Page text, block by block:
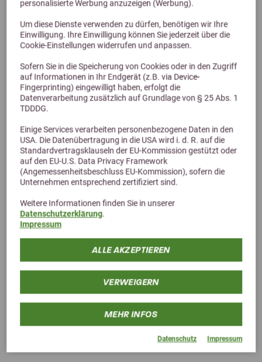
personalisierte Werbung anzuzeigen (Werbung).
Um diese Dienste verwenden zu dürfen, benötigen wir Ihre
Einwilligung. Ihre Einwilligung können Sie jederzeit über die
Cookie-Einstellungen widerrufen und anpassen.
Sofern Sie in die Speicherung von Cookies oder in den Zugriff
auf Informationen in Ihr Endgerät (z.B. via Device-
Fingerprinting) eingewilligt haben, erfolgt die
Datenverarbeitung zusätzlich auf Grundlage von § 25 Abs. 1
TDDDG.
Einige Services verarbeiten personenbezogene Daten in den
USA. Die Datenübertragung in die USA wird i. d. R. auf die
Standardvertragsklauseln der EU-Kommission gestützt oder
auf den EU-U.S. Data Privacy Framework
(Angemessenheitsbeschluss EU-Kommission), sofern die
Unternehmen entsprechend zertifiziert sind.
Weitere Informationen finden Sie in unserer
Datenschutzerklärung.
Impressum
ALLE AKZEPTIEREN
VERWEIGERN
MEHR INFOS
Datenschutz Impressum
4,8 (59 Bewertungen)
Agrobs PRE ALPIN Bio Wiesencobs
DE-ÖKO-005